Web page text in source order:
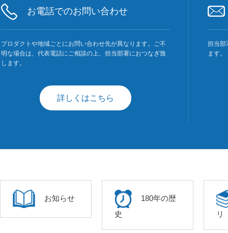
お電話でのお問い合わせ
プロダクトや地域ごとにお問い合わせ先が異なります。ご不
明な場合は、代表電話にご相談の上、担当部署におつなぎ致
します。
詳しくはこちら
担当部
ます。
お知らせ
180年の歴
史
リ